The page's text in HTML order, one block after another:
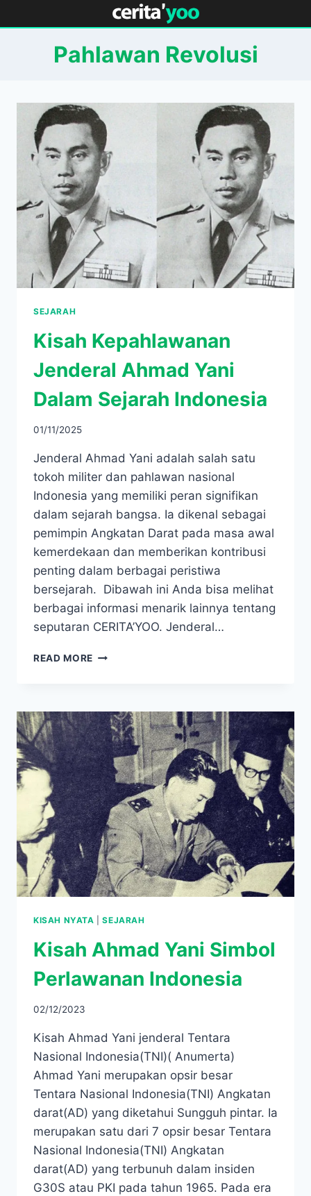
to
Pahlawan Revolusi
SEJARAH
Kisah Kepahlawanan
Jenderal Ahmad Yani
Dalam Sejarah Indonesia
01/11/2025
Jenderal Ahmad Yani adalah salah satu
tokoh militer dan pahlawan nasional
Indonesia yang memiliki peran signifikan
dalam sejarah bangsa. Ia dikenal sebagai
pemimpin Angkatan Darat pada masa awal
kemerdekaan dan memberikan kontribusi
penting dalam berbagai peristiwa
bersejarah. ​ Dibawah ini Anda bisa melihat
berbagai informasi menarik lainnya tentang
seputaran CERITA’YOO. Jenderal…
READ MORE KISAH
YANI
DALAM
SEJARAH
INDONESIA
KISAH NYATA |SEJARAH
Kisah Ahmad Yani Simbol
Perlawanan Indonesia
02/12/2023
Kisah Ahmad Yani jenderal Tentara
Nasional Indonesia(TNI)( Anumerta)
Ahmad Yani merupakan opsir besar
Tentara Nasional Indonesia(TNI) Angkatan
darat(AD) yang diketahui Sungguh pintar. Ia
merupakan satu dari 7 opsir besar Tentara
Nasional Indonesia(TNI) Angkatan
darat(AD) yang terbunuh dalam insiden
G30S atau PKI pada tahun 1965. Pada era